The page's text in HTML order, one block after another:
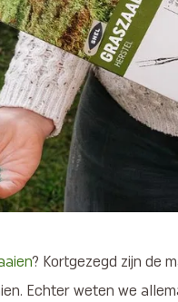
? Kortgezegd zijn de
Echter weten we